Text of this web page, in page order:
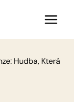
Hudba, Která